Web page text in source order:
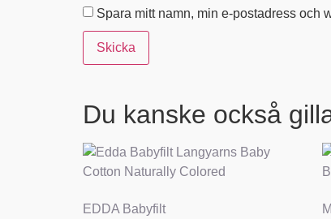
Spara mitt namn, min e-postadress och
Du kanske också
EDDA Babyfilt